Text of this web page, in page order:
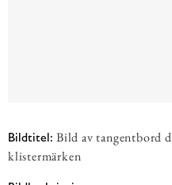
Bildtitel: Bild av tangentbord
klistermärken